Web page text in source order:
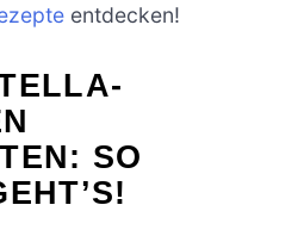
entdecken!
SO